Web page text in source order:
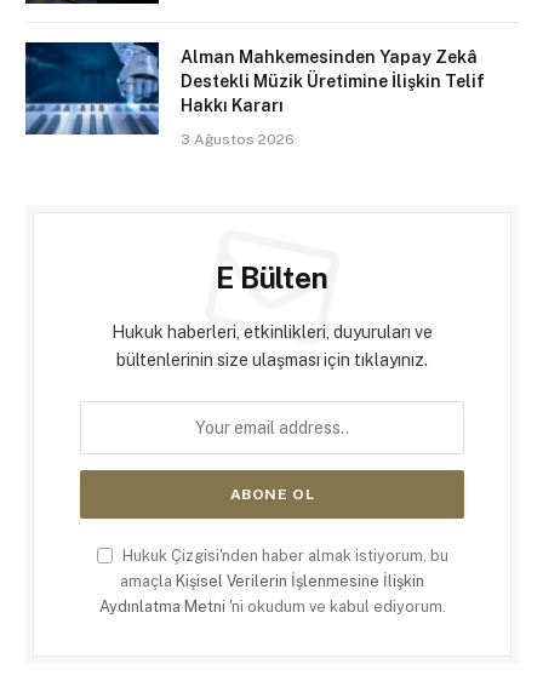
Alman Mahkemesinden Yapay Zekâ
Destekli Müzik Üretimine İlişkin Telif
Hakkı Kararı
3 Ağustos 2026
E Bülten
Hukuk haberleri, etkinlikleri, duyuruları ve
bültenlerinin size ulaşması için tıklayınız.
Hukuk Çizgisi'nden haber almak istiyorum, bu
amaçla Kişisel Verilerin İşlenmesine İlişkin
Aydınlatma Metni 'ni okudum ve kabul ediyorum.